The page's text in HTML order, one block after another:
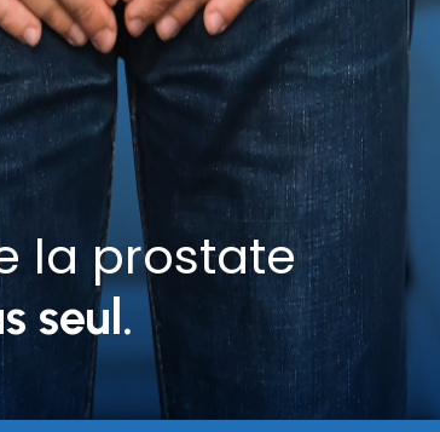
la prostate
seul.